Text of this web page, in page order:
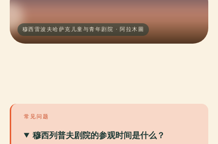
穆西雷波夫哈萨克儿童与青年剧院 · 阿拉木圖
常见问题
穆西列普夫剧院的参观时间是什么？